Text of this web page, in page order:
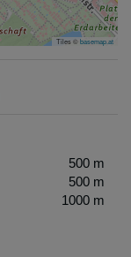
Tiles ©basemap.at
500 m
500 m
1000 m